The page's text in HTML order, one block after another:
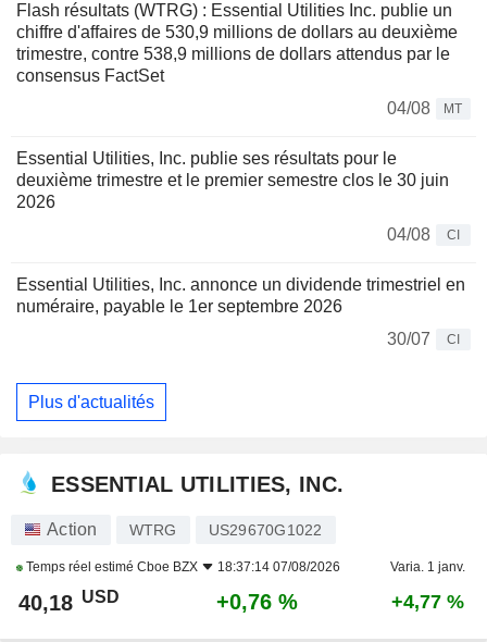
Flash résultats (WTRG) : Essential Utilities Inc. publie un
chiffre d'affaires de 530,9 millions de dollars au deuxième
trimestre, contre 538,9 millions de dollars attendus par le
consensus FactSet
04/08
MT
Essential Utilities, Inc. publie ses résultats pour le
deuxième trimestre et le premier semestre clos le 30 juin
2026
04/08
CI
Essential Utilities, Inc. annonce un dividende trimestriel en
numéraire, payable le 1er septembre 2026
30/07
CI
Plus d'actualités
ESSENTIAL UTILITIES, INC.
Action WTRG US29670G1022
Temps réel estimé Cboe BZX 18:37:14 07/08/2026 Varia. 1 janv.
40,18 USD +0,76 % +4,77 %